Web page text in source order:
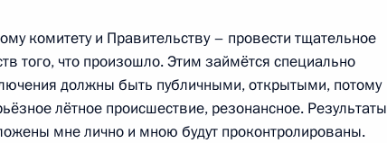
Кремль
визитом посетит
комитету и Правительству – провести тщательное
того, что произошло. Этим займётся специально
должны быть публичными, открытыми, потому
лётное происшествие, резонансное. Результаты
мне лично и мною будут проконтролированы.